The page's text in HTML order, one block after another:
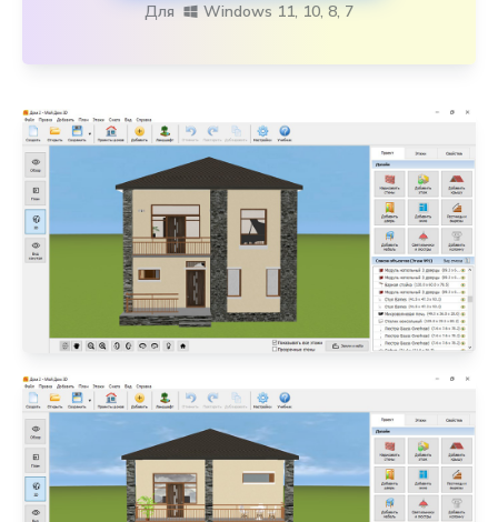
Для Windows 11, 10, 8, 7